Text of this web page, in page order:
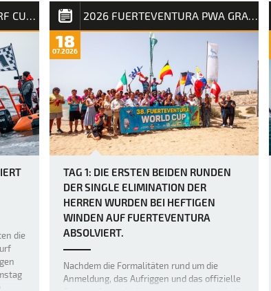
für
Amado Vrieswi…
2026 CALIFORNIA WINDSURF CUP SPO
die
2026 FUERTEVENTURA PWA GRAND SLAM
18
07.2026
TAG 1: DIE ERSTEN BEIDEN RUNDEN
DER SINGLE ELIMINATION DER
HERREN WURDEN BEI HEFTIGEN
WINDEN AUF FUERTEVENTURA
ABSOLVIERT.
Nachdem die Formalitäten rund um die
Anmeldung, das Aufriggen und das offizielle